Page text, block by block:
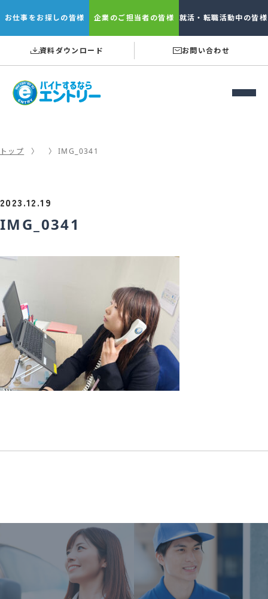
お仕事をお探しの皆様 企業のご担当者の皆様 就活・転職活動中の皆様
資料ダウンロード お問い合わせ
トップ IMG_0341
2023.12.19
IMG_0341